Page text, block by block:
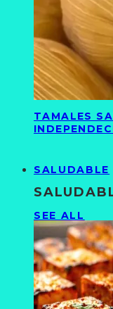
TAMALES
SALUDABLE
SEE ALL